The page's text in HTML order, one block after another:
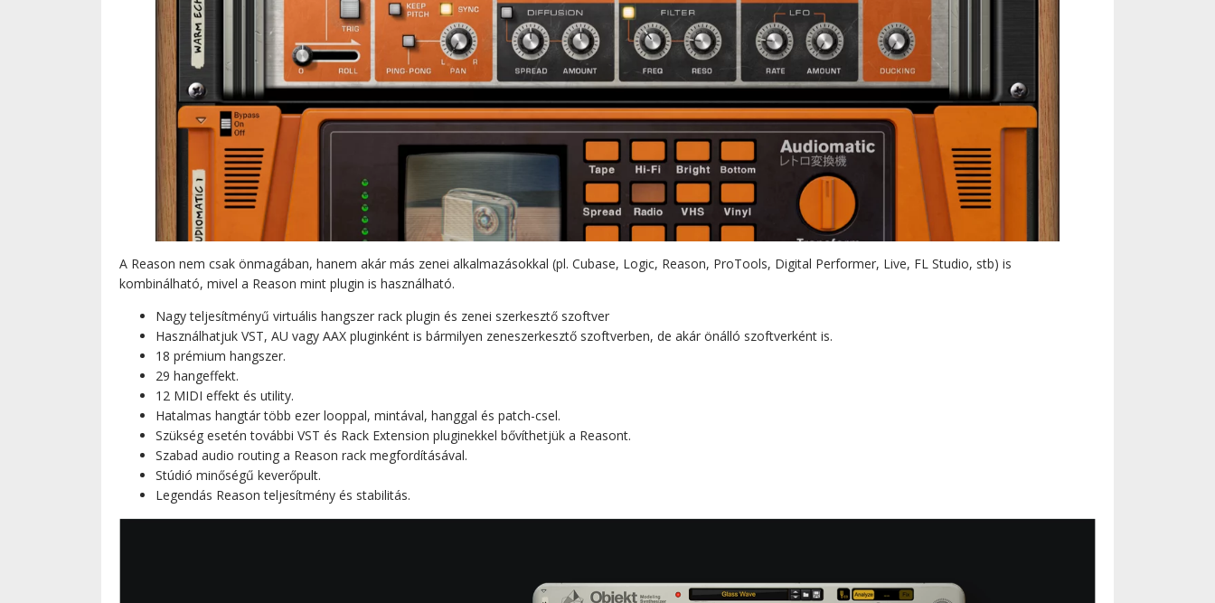
A Reason nem csak önmagában, hanem akár más zenei alkalmazásokkal (pl. Cubase, Logic, Reason, ProTools, Digital Performer, Live, FL Studio, stb) is
kombinálható, mivel a Reason mint plugin is használható.
Nagy teljesítményű virtuális hangszer rack plugin és zenei szerkesztő szoftver
Használhatjuk VST, AU vagy AAX pluginként is bármilyen zeneszerkesztő szoftverben, de akár önálló szoftverként is.
18 prémium hangszer.
29 hangeffekt.
12 MIDI effekt és utility.
Hatalmas hangtár több ezer looppal, mintával, hanggal és patch-csel.
Szükség esetén további VST és Rack Extension pluginekkel bővíthetjük a Reasont.
Szabad audio routing a Reason rack megfordításával.
Stúdió minőségű keverőpult.
Legendás Reason teljesítmény és stabilitás.